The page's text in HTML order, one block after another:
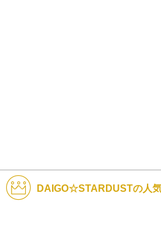
DAIGO☆STARDUSTの人